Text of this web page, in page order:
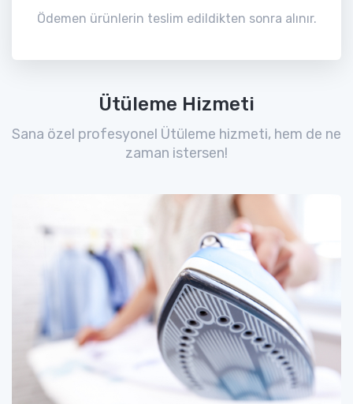
Ödemen ürünlerin teslim edildikten sonra alınır.
Ütüleme Hizmeti
Sana özel profesyonel Ütüleme hizmeti, hem de ne
zaman istersen!